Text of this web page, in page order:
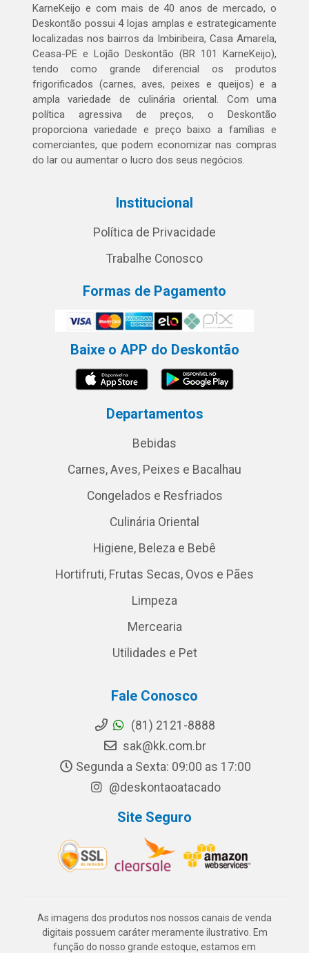
KarneKeijo e com mais de 40 anos de mercado, o
Deskontão possui 4 lojas amplas e estrategicamente
localizadas nos bairros da Imbiribeira, Casa Amarela,
Ceasa-PE e Lojão Deskontão (BR 101 KarneKeijo),
tendo como grande diferencial os produtos
frigorificados (carnes, aves, peixes e queijos) e a
ampla variedade de culinária oriental. Com uma
política agressiva de preços, o Deskontão
proporciona variedade e preço baixo a famílias e
comerciantes, que podem economizar nas compras
do lar ou aumentar o lucro dos seus negócios.
Institucional
Política de Privacidade
Trabalhe Conosco
Formas de Pagamento
Baixe o APP do Deskontão
Departamentos
Bebidas
Carnes, Aves, Peixes e Bacalhau
Congelados e Resfriados
Culinária Oriental
Higiene, Beleza e Bebê
Hortifruti, Frutas Secas, Ovos e Pães
Limpeza
Mercearia
Utilidades e Pet
Fale Conosco
(81) 2121-8888
sak@kk.com.br
Segunda a Sexta: 09:00 as 17:00
@deskontaoatacado
Site Seguro
As imagens dos produtos nos nossos canais de venda
digitais possuem caráter meramente ilustrativo. Em
função do nosso grande estoque, estamos em